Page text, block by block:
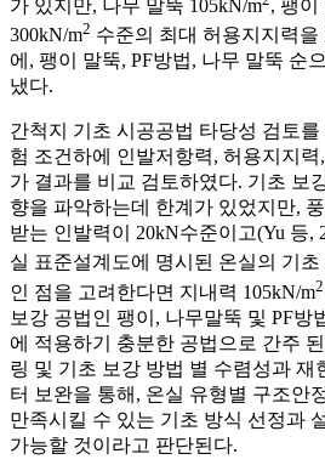
가 있지만, 나무 말뚝 105kN/m , 팽이
300kN/m2 수준의 최대 허용지지력
에, 팽이 말뚝, PF방법, 나무 말뚝 순
냈다.
간척지 기초 시공공법 타당성 검토를
험 조건하에 인발저항력, 허용지지
가 결과를 비교 검토하였다. 기초 보
향을 파악하는데 한계가 있었지만,
받는 인발력이 20kN수준이고(Yu 등,
실 표준설계도에 명시된 온실의 기
인 점을 고려한다면 지내력 105kN/m2
보강 공법인 팽이, 나무말뚝 및 PF방
에 적용하기 충분한 공법으로 간주
링 및 기초 보강 방법 별 수렴성과 재
터 보완을 통해, 온실 유형별 구조안
만족시킬 수 있는 기초 방식 선정과
가능할 것이라고 판단된다.